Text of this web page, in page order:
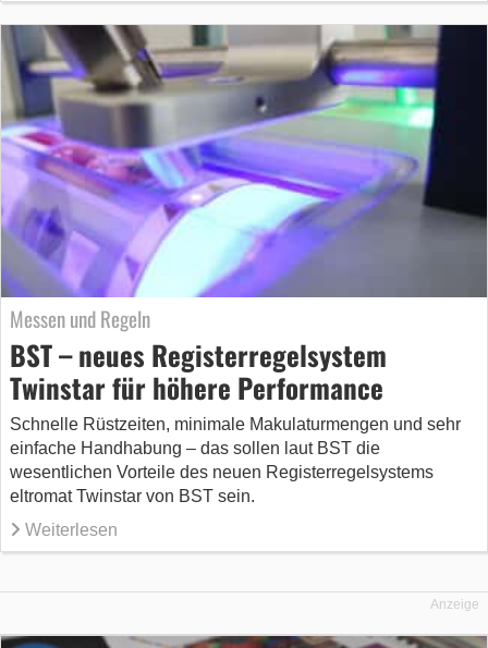
Messen und Regeln
BST – neues Registerregelsystem
Twinstar für höhere Performance
Schnelle Rüstzeiten, minimale Makulaturmengen und sehr
einfache Handhabung – das sollen laut BST die
wesentlichen Vorteile des neuen Registerregelsystems
eltromat Twinstar von BST sein.
Weiterlesen
Anzeige